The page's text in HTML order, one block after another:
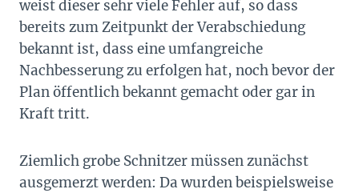
weist dieser sehr viele Fehler auf, so dass
bereits zum Zeitpunkt der Verabschiedung
bekannt ist, dass eine umfangreiche
Nachbesserung zu erfolgen hat, noch bevor der
Plan öffentlich bekannt gemacht oder gar in
Kraft tritt.
Ziemlich grobe Schnitzer müssen zunächst
ausgemerzt werden: Da wurden beispielsweise